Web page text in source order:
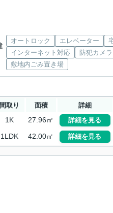
オートロック エレベーター
インターネット対応
防犯カメラ
敷地内ごみ置き場
間取り 面積 詳細
1K 27.96㎡ 詳細を見る
1LDK 42.00㎡ 詳細を見る